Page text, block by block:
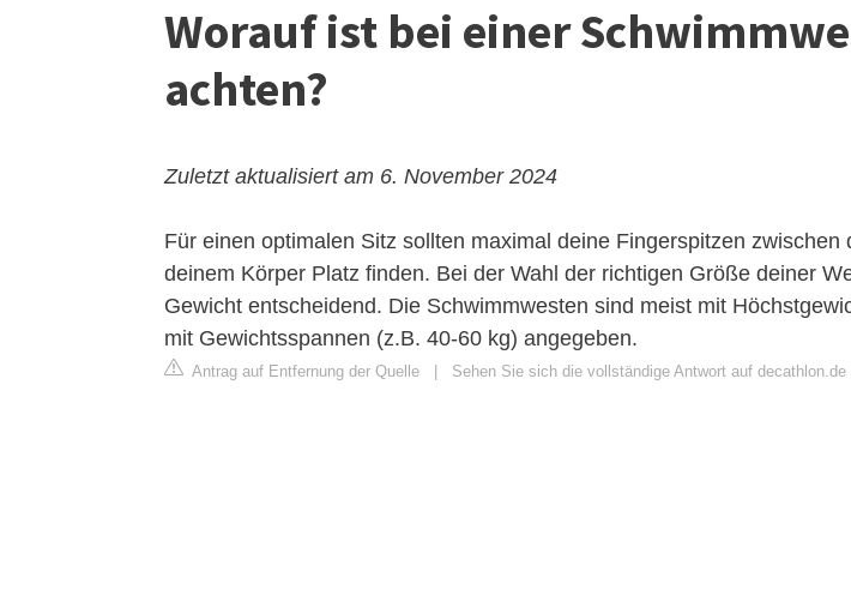
Worauf ist bei einer
achten?
Zuletzt aktualisiert am 6. November 2024
Für einen optimalen Sitz sollten maximal deine Fingerspitzen zwischen
deinem Körper Platz finden. Bei der Wahl der richtigen Größe deiner
Gewicht entscheidend. Die Schwimmwesten sind meist mit
mit Gewichtsspannen (z.B. 40-60 kg) angegeben.
Antrag auf Entfernung der Quelle Sehen Sie sich die vollständige Antwort auf decathlon.de